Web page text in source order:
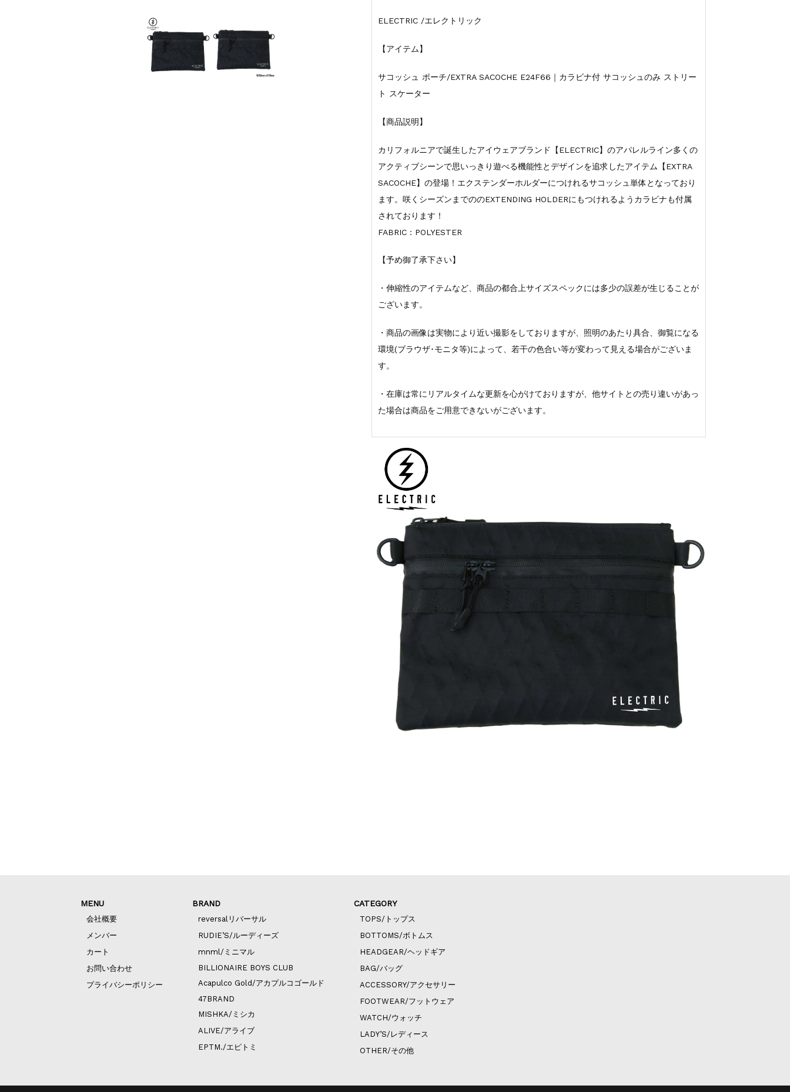
ELECTRIC /エレクトリック
【アイテム】
サコッシュ ポーチ/EXTRA SACOCHE E24F66｜カラビナ付 サコッシュのみ ストリー
ト スケーター
【商品説明】
カリフォルニアで誕生したアイウェアブランド【ELECTRIC】のアパレルライン多くの
アクティブシーンで思いっきり遊べる機能性とデザインを追求したアイテム【EXTRA
SACOCHE】の登場！エクステンダーホルダーにつけれるサコッシュ単体となっており
ます。咲くシーズンまでののEXTENDING HOLDERにもつけれるようカラビナも付属
されております！
FABRIC : POLYESTER
【予め御了承下さい】
・伸縮性のアイテムなど、商品の都合上サイズスペックには多少の誤差が生じることが
ございます。
・商品の画像は実物により近い撮影をしておりますが、照明のあたり具合、御覧になる
環境(ブラウザ･モニタ等)によって、若干の色合い等が変わって見える場合がございま
す。
・在庫は常にリアルタイムな更新を心がけておりますが、他サイトとの売り違いがあっ
た場合は商品をご用意できないがございます。
MENU
会社概要
メンバー
カート
お問い合わせ
プライバシーポリシー
BRAND
reversalリバーサル
RUDIE’S/ルーディーズ
mnml/ミニマル
BILLIONAIRE BOYS CLUB
Acapulco Gold/アカプルコゴールド
47BRAND
MISHKA/ミシカ
ALIVE/アライブ
EPTM./エピトミ
CATEGORY
TOPS/トップス
BOTTOMS/ボトムス
HEADGEAR/ヘッドギア
BAG/バッグ
ACCESSORY/アクセサリー
FOOTWEAR/フットウェア
WATCH/ウォッチ
LADY’S/レディース
OTHER/その他